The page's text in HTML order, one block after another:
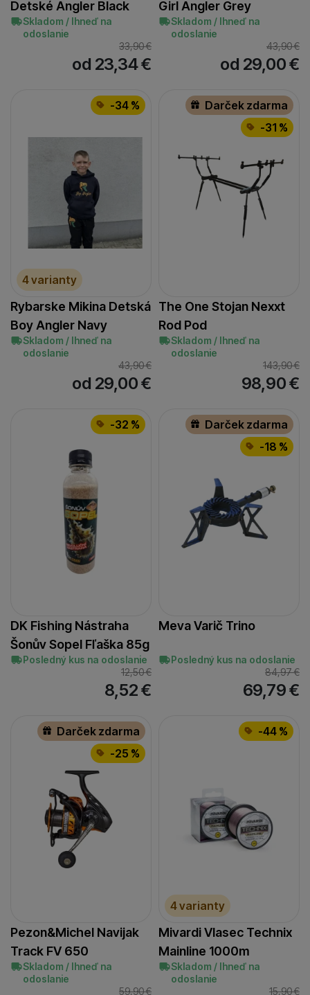
Detské Angler Black
Skladom / Ihneď na
odoslanie
33,90€
od 23,34€
Girl Angler Grey
Skladom / Ihneď na
odoslanie
43,90€
od 29,00€
-34 %
4 varianty
Rybarske Mikina Detská
Boy Angler Navy
Skladom / Ihneď na
odoslanie
43,90€
od 29,00€
Darček zdarma
-31 %
The One Stojan Nexxt
Rod Pod
Skladom / Ihneď na
odoslanie
143,90€
98,90€
-32 %
DK Fishing Nástraha
Šonův Sopel Fľaška 85g
Posledný kus na odoslanie
12,50€
8,52€
Darček zdarma
-18 %
Meva Varič Trino
Posledný kus na odoslanie
84,97€
69,79€
Darček zdarma
-25 %
Pezon&Michel Navijak
Track FV 650
Skladom / Ihneď na
odoslanie
59,90€
-44 %
4 varianty
Mivardi Vlasec Technix
Mainline 1000m
Skladom / Ihneď na
odoslanie
15,90€